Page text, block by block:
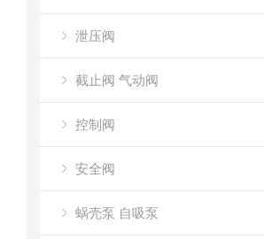
泄压阀
截止阀 气动阀
控制阀
安全阀
蜗壳泵 自吸泵